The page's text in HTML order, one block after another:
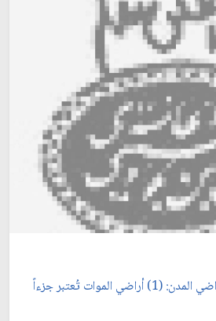
س1042: طبقاً لقانون أراضي المدن: (1) أراضي الموات تُعتبر جزءاً